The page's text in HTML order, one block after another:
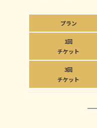
プラン
1回
チケット
3回
チケット